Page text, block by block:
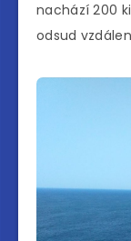
nachází 200
odsud